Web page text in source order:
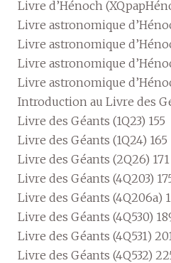
Livre d’Hénoch
Livre astronomique
Livre astronomique
Livre astronomique
Livre astronomique
Introduction au Livre des
Livre des Géants (1Q23) 155
Livre des Géants (1Q24) 165
Livre des Géants (2Q26) 171
Livre des Géants (4Q203)
Livre des Géants (4Q206a)
Livre des Géants (4Q530)
Livre des Géants (4Q531) 201
Livre des Géants (4Q532)